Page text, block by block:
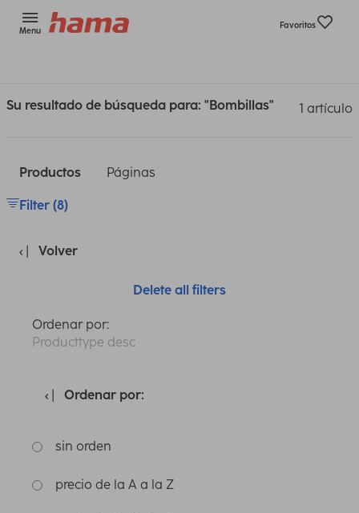
Menu
Favoritos
Su resultado de búsqueda para: "Bombillas" 1 artículo
Productos Páginas
Filter (8)
Volver
Delete all filters
Ordenar por:
Producttype desc
Ordenar por:
sin orden
precio de la A a la Z